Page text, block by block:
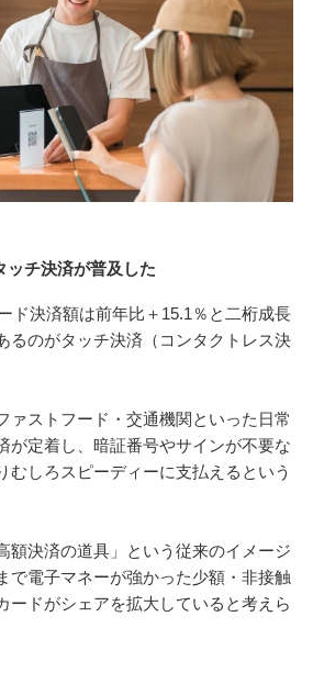
ッチ決済が普及した
ド決済額は前年比＋15.1％と二桁成長
るのがタッチ決済（コンタクトレス決
ァストフード・交通機関といった日常
が定着し、暗証番号やサインが不要な
むしろスピーディーに支払えるという
額決済の道具」という従来のイメージ
で電子マネーが強かった少額・非接触
ードがシェアを拡大していると考えら